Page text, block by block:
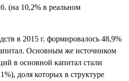
(на 10,2% в реальном
в 2015 г. формировалось 48,9%
Основным же источником
в основной капитал стали
доля которых в структуре